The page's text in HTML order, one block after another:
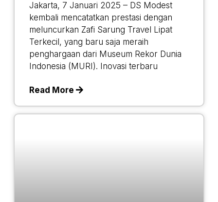
Jakarta, 7 Januari 2025 – DS Modest
kembali mencatatkan prestasi dengan
meluncurkan Zafi Sarung Travel Lipat
Terkecil, yang baru saja meraih
penghargaan dari Museum Rekor Dunia
Indonesia (MURI). Inovasi terbaru
Read More